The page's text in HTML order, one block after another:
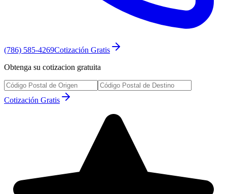
(786) 585-4269Cotización Gratis
Obtenga su cotizacion gratuita
Cotización Gratis